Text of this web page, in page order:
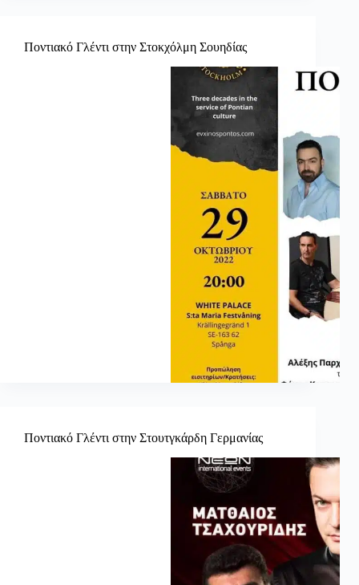
Ποντιακό Γλέντι στην Στοκχόλμη Σουηδίας
Ποντιακό Γλέντι στην Στουτγκάρδη Γερμανίας